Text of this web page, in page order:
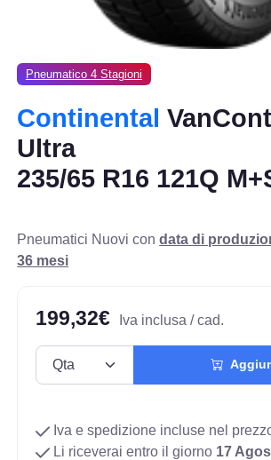
Pneumatico 4 Stagioni
Continental
Ultra
235/65 R16 121Q
Pneumatici Nuovi condata di
36 mesi
199,32€ Iva inclusa / cad.
Iva e spedizione incluse nel
Li riceverai entro il giorno 17